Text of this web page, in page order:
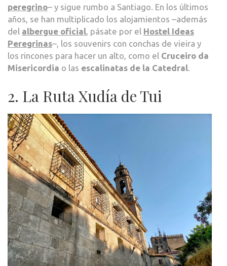
peregrino– y sigue rumbo a Santiago. En los últimos
años, se han multiplicado los alojamientos –además
del albergue oficial, pásate por el Hostel Ideas
Peregrinas–, los souvenirs con conchas de vieira y
los rincones para hacer un alto, como el Cruceiro da
Misericordia o las escalinatas de la Catedral.
2. La Ruta Xudía de Tui